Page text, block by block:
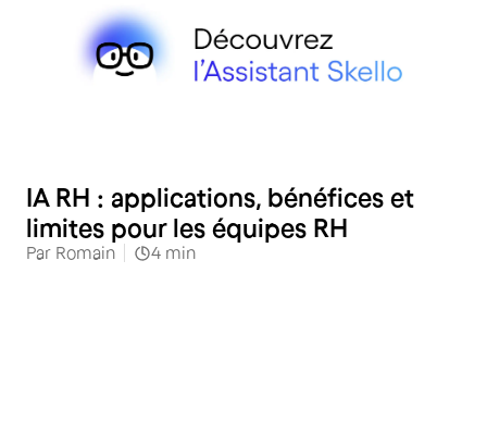
IA RH : applications, bénéfices et
limites pour les équipes RH
Par Romain 4 min